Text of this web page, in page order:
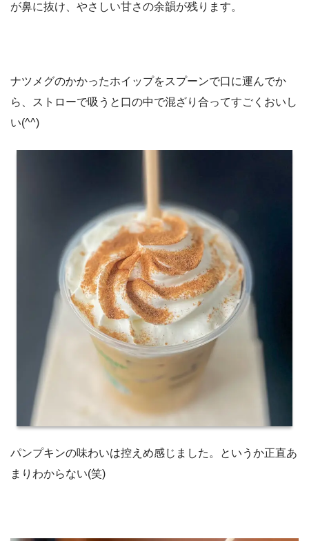
が鼻に抜け、やさしい甘さの余韻が残ります。
ナツメグのかかったホイップをスプーンで口に運んでか
ら、ストローで吸うと口の中で混ざり合ってすごくおいし
い(^^)
パンプキンの味わいは控えめ感じました。というか正直あ
まりわからない(笑)